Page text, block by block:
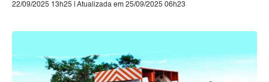
22/09/2025 13h25 | Atualizada em 25/09/2025 06h23